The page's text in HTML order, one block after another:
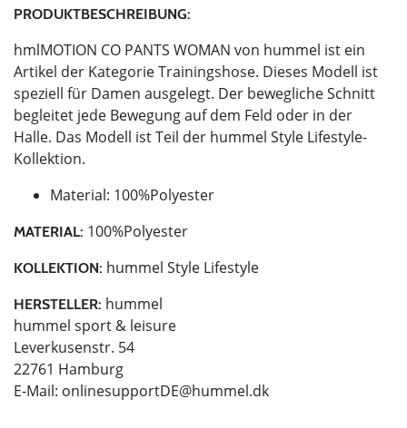
PRODUKTBESCHREIBUNG:
hmlMOTION CO PANTS WOMAN von hummel ist ein
Artikel der Kategorie Trainingshose. Dieses Modell ist
speziell für Damen ausgelegt. Der bewegliche Schnitt
begleitet jede Bewegung auf dem Feld oder in der
Halle. Das Modell ist Teil der hummel Style Lifestyle-
Kollektion.
Material: 100%Polyester
MATERIAL: 100%Polyester
KOLLEKTION: hummel Style Lifestyle
HERSTELLER: hummel
hummel sport & leisure
Leverkusenstr. 54
22761 Hamburg
E-Mail: onlinesupportDE@hummel.dk